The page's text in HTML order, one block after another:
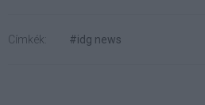
Címkék: #idg news